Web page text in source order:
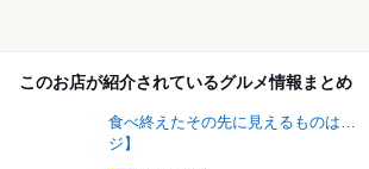
このお店が紹介されているグルメ情報まとめ
食べ終えたその先に見えるものは…
ジ】